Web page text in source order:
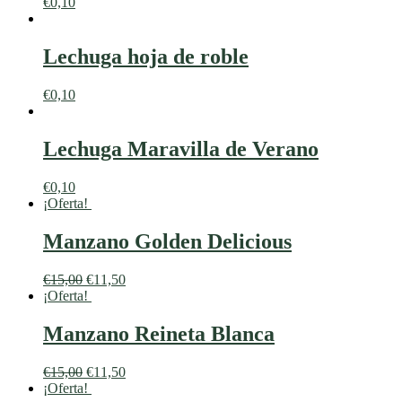
Lechuga hoja de roble
€0,10
Lechuga Maravilla de Verano
€0,10
¡Oferta!
Manzano Golden Delicious
€15,00 €11,50
¡Oferta!
Manzano Reineta Blanca
€15,00 €11,50
¡Oferta!